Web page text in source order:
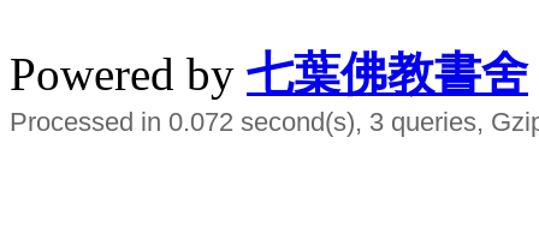
Powered by 七葉佛教書舍
Processed in 0.072 second(s), 3 queries,